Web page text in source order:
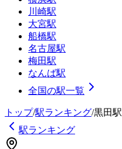
川崎駅
大宮駅
船橋駅
名古屋駅
梅田駅
なんば駅
全国の駅一覧
トップ/駅ランキング/黒田駅
駅ランキング